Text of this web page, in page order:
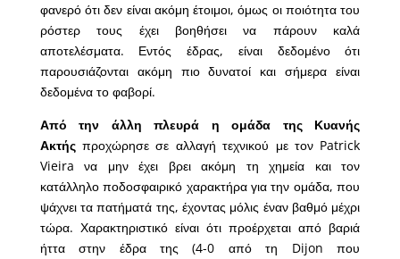
φανερό ότι δεν είναι ακόμη έτοιμοι, όμως οι ποιότητα του
ρόστερ τους έχει βοηθήσει να πάρουν καλά
αποτελέσματα. Εντός έδρας, είναι δεδομένο ότι
παρουσιάζονται ακόμη πιο δυνατοί και σήμερα είναι
δεδομένα το φαβορί.
Από την άλλη πλευρά η ομάδα της Κυανής
Ακτήςπροχώρησε σε αλλαγή τεχνικού με τον Patrick
Vieira να μην έχει βρει ακόμη τη χημεία και τον
κατάλληλο ποδοσφαιρικό χαρακτήρα για την ομάδα, που
ψάχνει τα πατήματά της, έχοντας μόλις έναν βαθμό μέχρι
τώρα. Χαρακτηριστικό είναι ότι προέρχεται από βαριά
ήττα στην έδρα της (4-0 από τη Dijon που